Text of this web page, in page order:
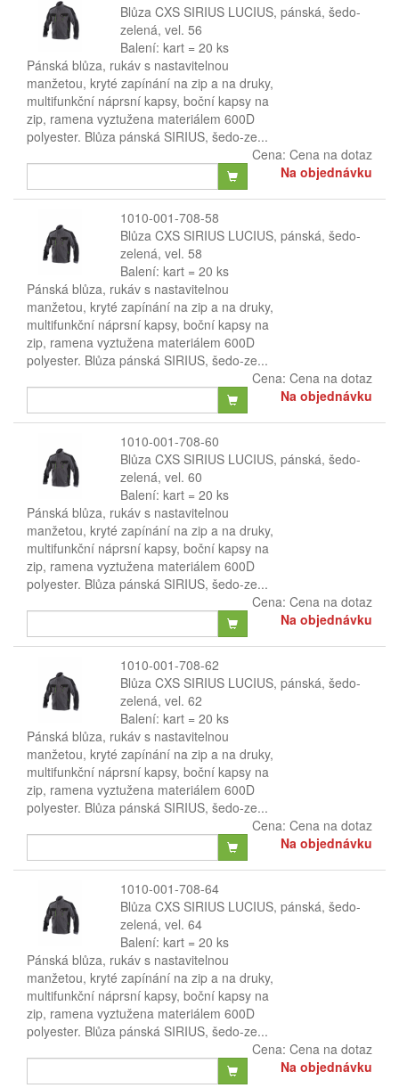
Blůza CXS SIRIUS LUCIUS, pánská, šedo-
zelená, vel. 56
Balení: kart = 20 ks
Pánská blůza, rukáv s nastavitelnou
manžetou, kryté zapínání na zip a na druky,
multifunkční náprsní kapsy, boční kapsy na
zip, ramena vyztužena materiálem 600D
polyester. Blůza pánská SIRIUS, šedo-ze...
Cena: Cena na dotaz
Na objednávku
1010-001-708-58
Blůza CXS SIRIUS LUCIUS, pánská, šedo-
zelená, vel. 58
Balení: kart = 20 ks
Pánská blůza, rukáv s nastavitelnou
manžetou, kryté zapínání na zip a na druky,
multifunkční náprsní kapsy, boční kapsy na
zip, ramena vyztužena materiálem 600D
polyester. Blůza pánská SIRIUS, šedo-ze...
Cena: Cena na dotaz
Na objednávku
1010-001-708-60
Blůza CXS SIRIUS LUCIUS, pánská, šedo-
zelená, vel. 60
Balení: kart = 20 ks
Pánská blůza, rukáv s nastavitelnou
manžetou, kryté zapínání na zip a na druky,
multifunkční náprsní kapsy, boční kapsy na
zip, ramena vyztužena materiálem 600D
polyester. Blůza pánská SIRIUS, šedo-ze...
Cena: Cena na dotaz
Na objednávku
1010-001-708-62
Blůza CXS SIRIUS LUCIUS, pánská, šedo-
zelená, vel. 62
Balení: kart = 20 ks
Pánská blůza, rukáv s nastavitelnou
manžetou, kryté zapínání na zip a na druky,
multifunkční náprsní kapsy, boční kapsy na
zip, ramena vyztužena materiálem 600D
polyester. Blůza pánská SIRIUS, šedo-ze...
Cena: Cena na dotaz
Na objednávku
1010-001-708-64
Blůza CXS SIRIUS LUCIUS, pánská, šedo-
zelená, vel. 64
Balení: kart = 20 ks
Pánská blůza, rukáv s nastavitelnou
manžetou, kryté zapínání na zip a na druky,
multifunkční náprsní kapsy, boční kapsy na
zip, ramena vyztužena materiálem 600D
polyester. Blůza pánská SIRIUS, šedo-ze...
Cena: Cena na dotaz
Na objednávku